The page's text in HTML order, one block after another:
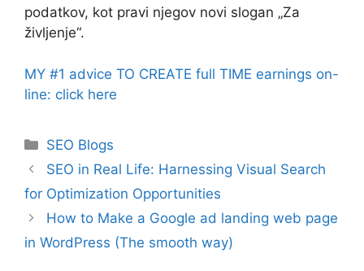
podatkov, kot pravi njegov novi slogan „Za
življenje“.
MY #1 advice TO CREATE full TIME earnings on-
line: click here
Categories
SEO Blogs
SEO in Real Life: Harnessing Visual Search
for Optimization Opportunities
How to Make a Google ad landing web page
in WordPress (The smooth way)